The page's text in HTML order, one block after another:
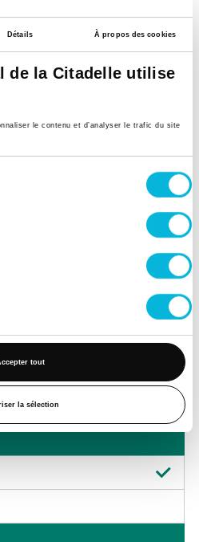
Détails À propos des cookies
de la Citadelle utilise
le contenu et d’analyser le trafic du site
tout
la sélection